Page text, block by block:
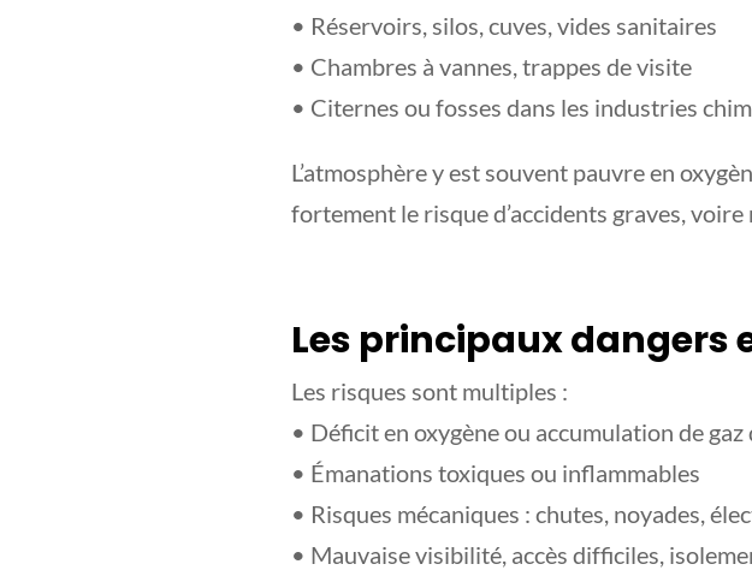
• Réservoirs, silos, cuves, vides sanitaires
• Chambres à vannes, trappes de visite
• Citernes ou fosses dans les industries
L’atmosphère y est souvent pauvre en
fortement le risque d’accidents graves, voire
Les principaux dangers
Les risques sont multiples :
• Déficit en oxygène ou accumulation de gaz
• Émanations toxiques ou inflammables
• Risques mécaniques : chutes, noyades,
• Mauvaise visibilité, accès difficiles,